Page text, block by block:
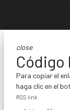
close
Código
Para copiar el
haga clic en el
RSS link